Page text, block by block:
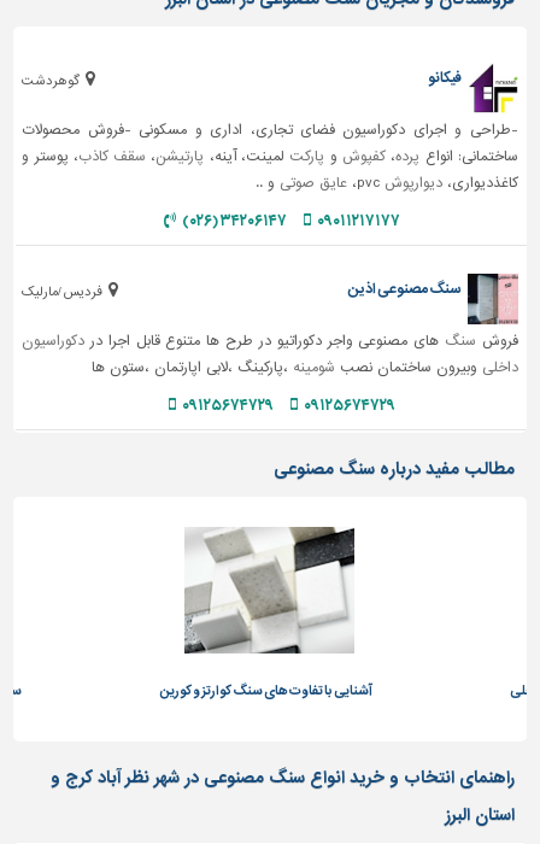
ساختمان
ترافیک
و
سازه
گوهردشت فیکانو
-طراحی و اجرای دکوراسیون فضای تجاری، اداری و مسکونی -فروش محصولات
ساختمانی: انواع پرده،کفپوش و پارکت لمینت، آینه، پارتیشن، سقف کاذب، پوستر و
کاغذدیواری،دیوارپوش pvc، عایق صوتی و ..
۰۹۰۱۱۲۱۷۱۷۷ ۳۴۲۰۶۱۴۷ (۰۲۶)
فردیس /مارلیک سنگ مصنوعی اذین
فروش سنگ های مصنوعی واجر دکوراتیو در طرح ها متنوع قابل اجرا در دکوراسیون
داخلی وبیرون ساختمان نصب شومینه ،پارکینگ ،لابی اپارتمان ،ستون ها
۰۹۱۲۵۶۷۴۷۲۹ ۰۹۱۲۵۶۷۴۷۲۹
مطالب مفید درباره سنگ مصنوعی
آشنایی با تفاوت های سنگ کوارتز و کورین سنگ دکتون و تاثیر آن در
راهنمای انتخاب و خرید انواع سنگ مصنوعی در شهر نظر آباد کرج و
استان البرز